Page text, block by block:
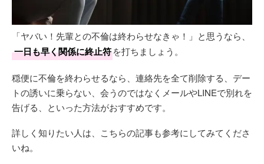
「ヤバい！先輩との不倫は終わらせなきゃ！」と思うなら、
一日も早く関係に終止符を打ちましょう。
穏便に不倫を終わらせるなら、連絡先を全て削除する、デー
トの誘いに乗らない、会うのではなくメールやLINEで別れを
告げる、といった方法がおすすめです。
詳しく知りたい人は、こちらの記事も参考にしてみてくださ
いね。